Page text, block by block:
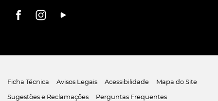
Ficha Técnica Avisos Legais Acessibilidade Mapa do Site
Sugestões e Reclamações Perguntas Frequentes